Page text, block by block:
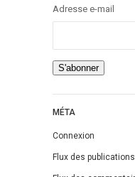
Adresse e-mail
MÉTA
Connexion
Flux des publications